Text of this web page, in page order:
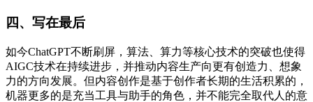
四、写在最后
如今ChatGPT不断刷屏，算法、算力等核心技术的突破也使得
AIGC技术在持续进步，并推动内容生产向更有创造力、想象
力的方向发展。但内容创作是基于创作者长期的生活积累的，
机器更多的是充当工具与助手的角色，并不能完全取代人的意